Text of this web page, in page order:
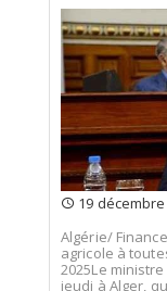
19 décembre
Algérie/
agricole à
2025Le
jeudi à Alger,